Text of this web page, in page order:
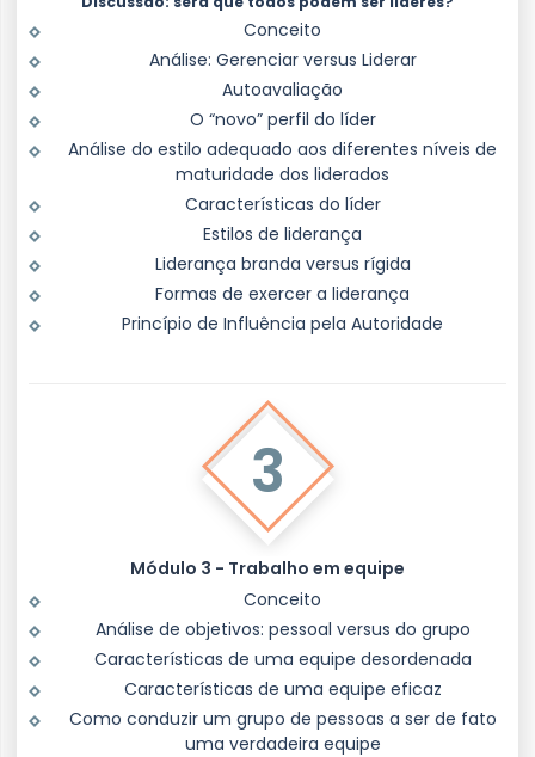
Conceito
Análise: Gerenciar versus Liderar
Autoavaliação
O “novo” perfil do líder
Análise do estilo adequado aos diferentes níveis de
maturidade dos liderados
Características do líder
Estilos de liderança
Liderança branda versus rígida
Formas de exercer a liderança
Princípio de Influência pela Autoridade
3
Módulo 3 - Trabalho em equipe
Conceito
Análise de objetivos: pessoal versus do grupo
Características de uma equipe desordenada
Características de uma equipe eficaz
Como conduzir um grupo de pessoas a ser de fato
uma verdadeira equipe